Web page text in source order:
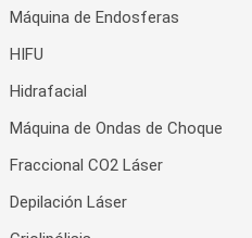
Máquina de Endosferas
HIFU
Hidrafacial
Máquina de Ondas de Choque
Fraccional CO2 Láser
Depilación Láser